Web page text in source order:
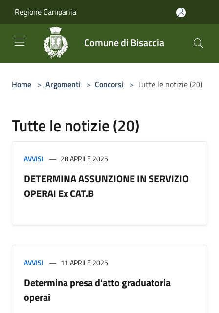
Regione Campania
Comune di Bisaccia
Home > Argomenti > Concorsi > Tutte le notizie (20)
Tutte le notizie (20)
AVVISI 28 APRILE 2025
DETERMINA ASSUNZIONE IN SERVIZIO
OPERAI Ex CAT.B
AVVISI 11 APRILE 2025
Determina presa d'atto graduatoria
operai